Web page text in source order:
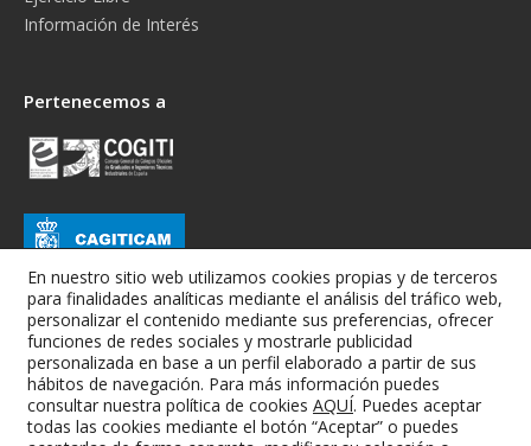
Información de Interés
Pertenecemos a
Colegio Oficial de Graduados e Ingenieros Técnicos Industriales de
En nuestro sitio web utilizamos cookies propias y de terceros
para finalidades analíticas mediante el análisis del tráfico web,
personalizar el contenido mediante sus preferencias, ofrecer
funciones de redes sociales y mostrarle publicidad
personalizada en base a un perfil elaborado a partir de sus
hábitos de navegación. Para más información puedes
consultar nuestra política de cookies AQUÍ. Puedes aceptar
todas las cookies mediante el botón “Aceptar” o puedes